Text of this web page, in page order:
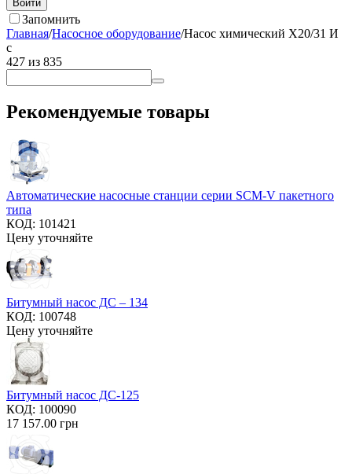
Войти
Запомнить
Главная/Насосное оборудование/Насос химический Х20/31 И
с
427 из 835
Рекомендуемые товары
Автоматические насосные станции серии SCM-V пакетного
типа
КОД: 101421
Цену уточняйте
Битумный насос ДС – 134
КОД: 100748
Цену уточняйте
Битумный насос ДС-125
КОД: 100090
17 157.00 грн